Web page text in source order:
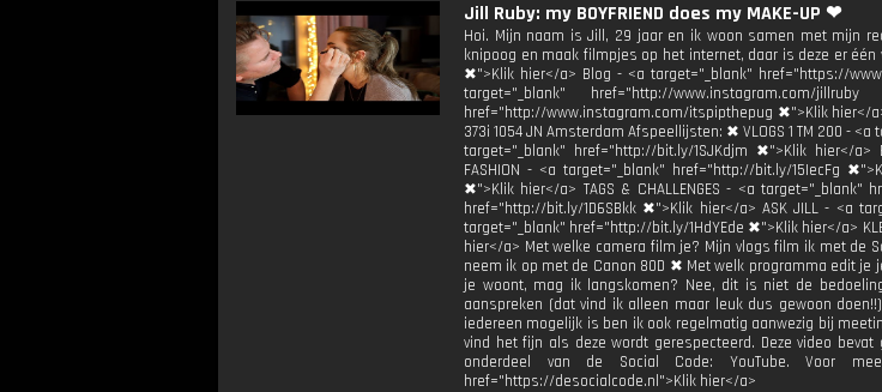
Jill Ruby: my BOYFRIEND does my MAKE-UP ❤
Hoi. Mijn naam is Jill, 29 jaar en ik woon samen met mijn
knipoog en maak filmpjes op het internet, daar is deze er
✖">Klik hier</a> Blog - <a target="_blank" href="https://
target="_blank" href="http://www.instagram.com/
href="http://www.instagram.com/itspipthepug ✖">Klik hier</
373i 1054 JN Amsterdam Afspeellijsten: ✖ VLOGS 1 TM 200 -
target="_blank" href="http://bit.ly/1SJKdjm ✖">Klik hier</a>
FASHION - <a target="_blank" href="http://bit.ly/15IecFg
✖">Klik hier</a> TAGS & CHALLENGES - <a target="_blank"
href="http://bit.ly/1D6SBkk ✖">Klik hier</a> ASK JILL - <a
target="_blank" href="http://bit.ly/1HdYEde ✖">Klik hier</a>
hier</a> Met welke camera film je? Mijn vlogs film ik met de
neem ik op met de Canon 80D ✖ Met welk programma edit je
je woont, mag ik langskomen? Nee, dit is niet de
aanspreken (dat vind ik alleen maar leuk dus gewoon
iedereen mogelijk is ben ik ook regelmatig aanwezig bij
vind het fijn als deze wordt gerespecteerd. Deze video
onderdeel van de Social Code: YouTube. Voor
href="https://desocialcode.nl">Klik hier</a>